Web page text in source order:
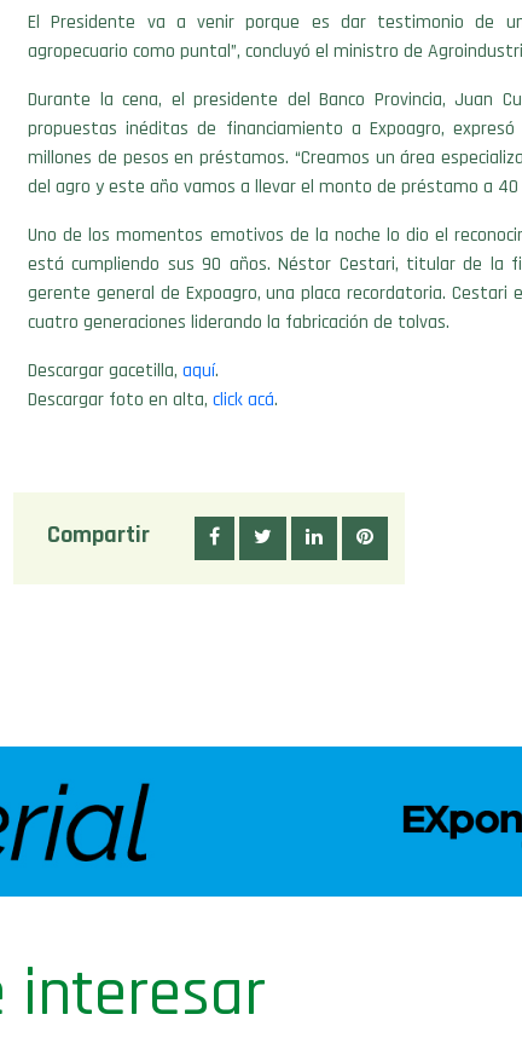
El Presidente va a venir porque es dar testimonio de
agropecuario como puntal”, concluyó el ministro de
Durante la cena, el presidente del Banco Provincia, Juan
propuestas inéditas de financiamiento a Expoagro,
millones de pesos en préstamos. “Creamos un área
del agro y este año vamos a llevar el monto de préstamo a 40
Uno de los momentos emotivos de la noche lo dio el
está cumpliendo sus 90 años. Néstor Cestari, titular de la
gerente general de Expoagro, una placa recordatoria. Cestari
cuatro generaciones liderando la fabricación de tolvas.
Descargar gacetilla, aquí.
Descargar foto en alta, click acá.
Compartir
interesar